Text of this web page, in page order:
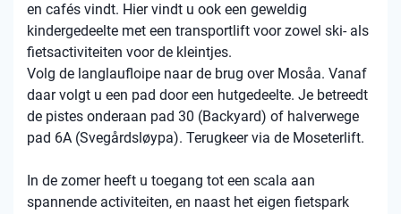
en cafés vindt. Hier vindt u ook een geweldig
kindergedeelte met een transportlift voor zowel ski- als
fietsactiviteiten voor de kleintjes.
Volg de langlaufloipe naar de brug over Mosåa. Vanaf
daar volgt u een pad door een hutgedeelte. Je betreedt
de pistes onderaan pad 30 (Backyard) of halverwege
pad 6A (Svegårdsløypa). Terugkeer via de Moseterlift.
In de zomer heeft u toegang tot een scala aan
spannende activiteiten, en naast het eigen fietspark